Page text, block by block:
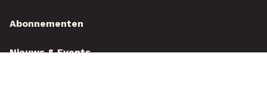
Abonnementen
Nieuws & Events